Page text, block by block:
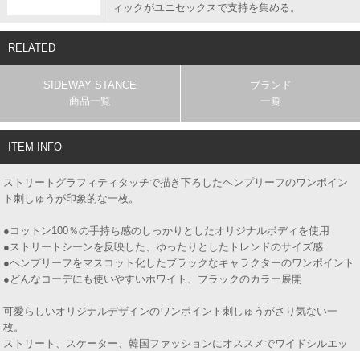
ィックがユニセックスで支持を集める。
RELATED
SIDEWAY STANCE
商品一覧
ブランド
一覧
ITEM INFO
ストリートグラフィティタッチで描き下ろしたヘンプリーフのワンポイン
ト刺しゅうが印象的な一枚。
●コットン100％の手持ち感のしっかりとしたオリジナルボディを使用
●ストリートシーンを反映した、ゆったりとしたトレンドのサイズ感
●ヘンプリーフをマスコット化したブラックなキャラクターのワンポイント
●どんなコーデにも使いやすいホワイト、ブラックのカラー展開
可愛らしいオリジナルデザインのワンポイント刺しゅうがさり気ない一
枚。
ストリート、スケーター、韓国ファッションにオススメでワイドシルエッ